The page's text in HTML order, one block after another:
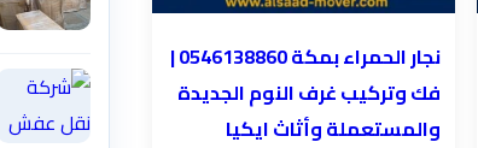
نجار الحمراء بمكة 0546138860⁩ |
فك وتركيب غرف النوم الجديدة
والمستعملة وأثاث ايكيا